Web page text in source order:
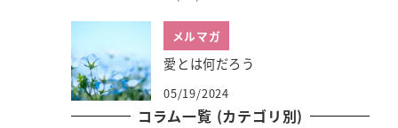
メルマガ
愛とは何だろう
05/19/2024
コラム一覧 (カテゴリ別)